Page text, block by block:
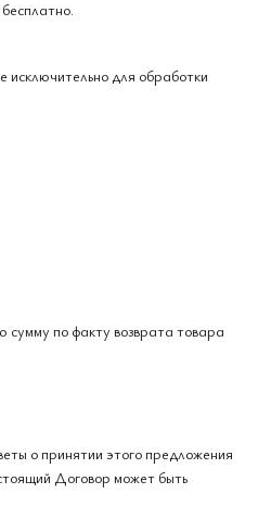
для обработки
по факту возврата товара
о принятии этого предложения
Договор может быть